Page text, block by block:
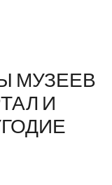
МУЗЕЕВ
И